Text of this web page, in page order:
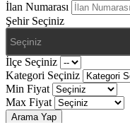
İlan Numarası
Şehir Seçiniz
İlçe Seçiniz
Kategori Seçiniz
Min Fiyat
Max Fiyat
Arama Yap